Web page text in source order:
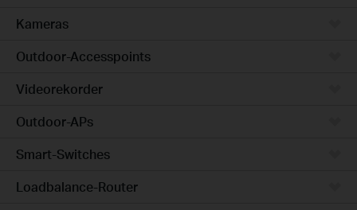
Kameras
Outdoor-Accesspoints
Videorekorder
Outdoor-APs
Smart-Switches
Loadbalance-Router